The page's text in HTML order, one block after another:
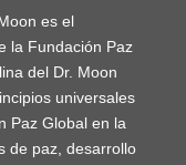
es el
la Fundación Paz
del Dr. Moon
universales
Paz Global en la
de paz, desarrollo